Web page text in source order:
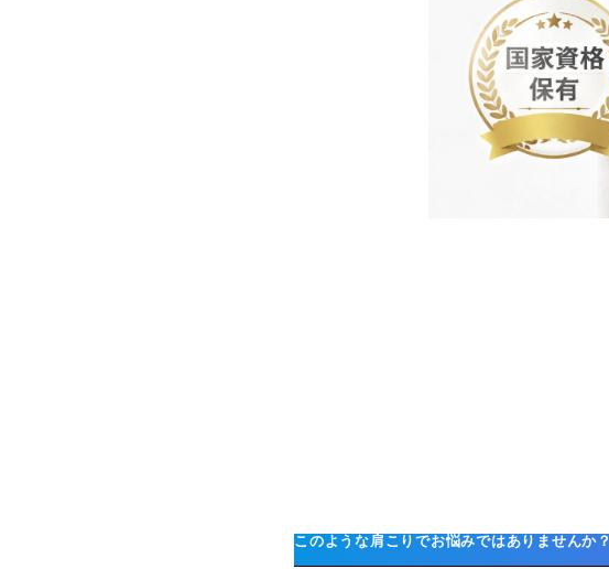
このような肩こりでお悩みではありませんか？